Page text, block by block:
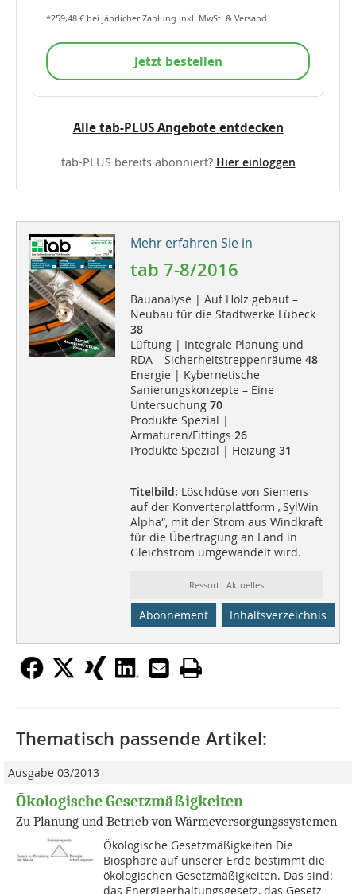
*259,48 € bei jährlicher Zahlung inkl. MwSt. & Versand
Jetzt bestellen
Alle tab-PLUS Angebote entdecken
tab-PLUS bereits abonniert? Hier einloggen
Mehr erfahren Sie in
tab 7-8/2016
Bauanalyse | Auf Holz gebaut –
Neubau für die Stadtwerke Lübeck
38
Lüftung | Integrale Planung und
RDA – Sicherheitstreppenräume 48
Energie | Kybernetische
Sanierungskonzepte – Eine
Untersuchung 70
Produkte Spezial |
Armaturen/Fittings 26
Produkte Spezial | Heizung 31
Titelbild: Löschdüse von Siemens
auf der Konverterplattform „SylWin
Alpha“, mit der Strom aus Windkraft
für die Übertragung an Land in
Gleichstrom umgewandelt wird.
Ressort: Aktuelles
Abonnement Inhaltsverzeichnis
Thematisch passende Artikel:
Ausgabe 03/2013
Ökologische Gesetzmäßigkeiten
Zu Planung und Betrieb von Wärmeversorgungssystemen
Ökologische Gesetzmäßigkeiten Die
Biosphäre auf unserer Erde bestimmt die
ökologischen Gesetzmäßigkeiten. Das sind:
das Energieerhaltungs­gesetz, das Gesetz